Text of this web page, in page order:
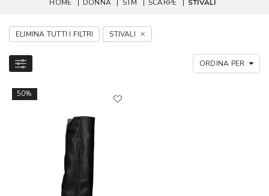
HOME | DONNA | STM | SCARPE | STIVALI
ELIMINA TUTTI I FILTRI STIVALI
50%